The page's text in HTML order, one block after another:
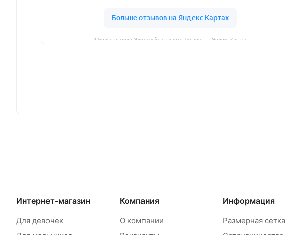
Школьная мода Эдельвейс на карте Тутаева — Яндекс Карты
Интернет-магазин
Для девочек
Компания
О компании
Информация
Размерная сетка